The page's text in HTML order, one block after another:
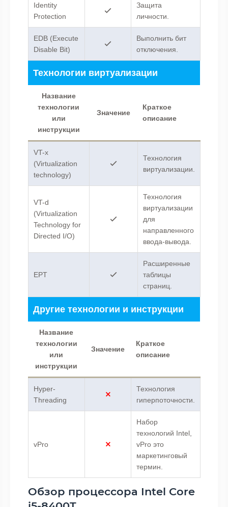
Identity
Protection
Защита
личности.
EDB (Execute
Disable Bit)
Выполнить бит
отключения.
Технологии виртуализации
Название
технологии
или
инструкции
Значение
Краткое
описание
VT-x
(Virtualization
technology)
Технология
виртуализации.
VT-d
(Virtualization
Technology for
Directed I/O)
Технология
виртуализации
для
направленного
ввода-вывода.
EPT
Расширенные
таблицы
страниц.
Другие технологии и инструкции
Название
технологии
или
инструкции
Значение
Краткое
описание
Hyper-
Threading
Технология
гиперпоточности.
vPro
Набор
технологий Intel,
vPro это
маркетинговый
термин.
Обзор процессора Intel Core